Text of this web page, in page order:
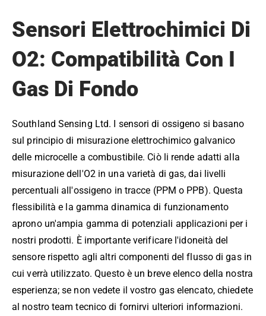
Sensori Elettrochimici Di
O2: Compatibilità Con I
Gas Di Fondo
Southland Sensing Ltd. I sensori di ossigeno si basano
sul principio di misurazione elettrochimico galvanico
delle microcelle a combustibile. Ciò li rende adatti alla
misurazione dell'O2 in una varietà di gas, dai livelli
percentuali all'ossigeno in tracce (PPM o PPB). Questa
flessibilità e la gamma dinamica di funzionamento
aprono un'ampia gamma di potenziali applicazioni per i
nostri prodotti. È importante verificare l'idoneità del
sensore rispetto agli altri componenti del flusso di gas in
cui verrà utilizzato. Questo è un breve elenco della nostra
esperienza; se non vedete il vostro gas elencato, chiedete
al nostro team tecnico di fornirvi ulteriori informazioni.